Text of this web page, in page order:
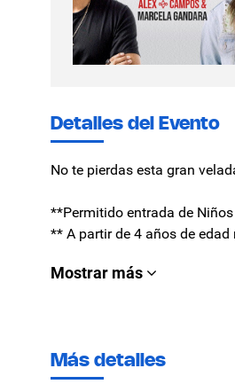
Detalles del Evento
No te pierdas esta gran
**Permitido entrada de
** A partir de 4 años de edad
Mostrar más
Más detalles